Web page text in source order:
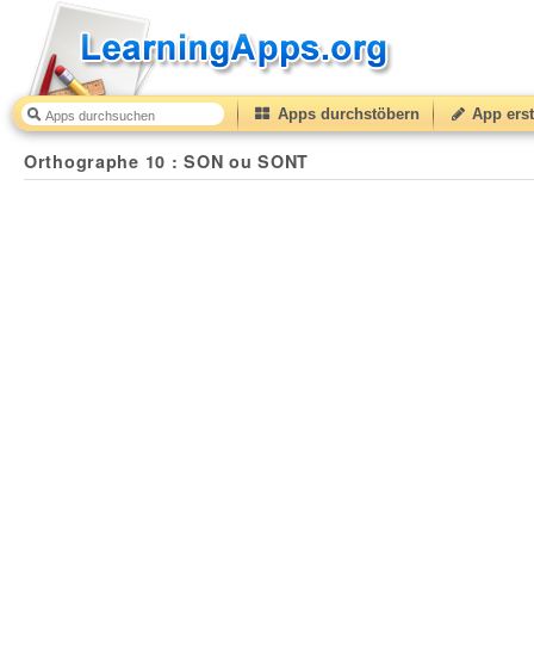
Apps durchstöbern App
Orthographe 10 : SON ou SONT